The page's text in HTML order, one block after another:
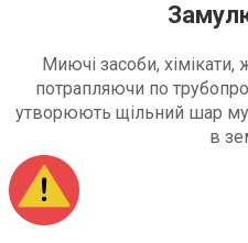
Миючі засоби, хімікати,
потрапляючи по
утворюють щільний шар
в